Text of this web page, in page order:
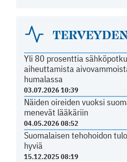
Yli 80 prosenttia
aiheuttamista
humalassa
03.07.2026 10:39
Näiden oireiden vuoksi
menevät lääkäriin
04.05.2026 08:52
Suomalaisen tehohoidon
hyviä
15.12.2025 08:19